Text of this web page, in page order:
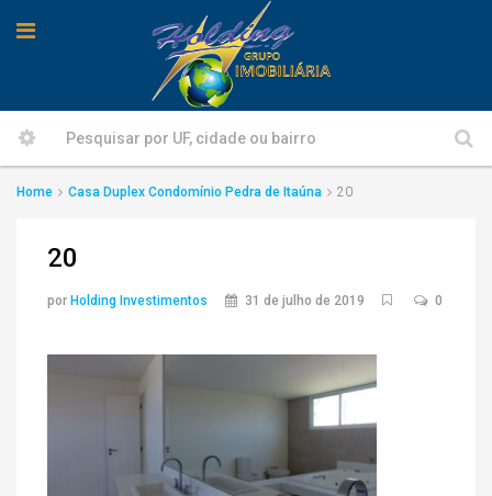
Home Casa Duplex Condomínio Pedra de Itaúna 20
20
por Holding Investimentos 31 de julho de 2019 0